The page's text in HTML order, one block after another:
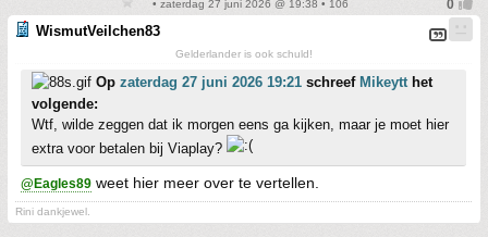
• zaterdag 27 juni 2026 @ 19:38 • 106
WismutVeilchen83
Gelderlander is ook schuld!
Op zaterdag 27 juni 2026 19:21 schreef Mikeytthet
volgende:
Wtf, wilde zeggen dat ik morgen eens ga kijken, maar je moet hier
extra voor betalen bij Viaplay?
@Eagles89 weet hier meer over te vertellen.
Rini dankjewel.